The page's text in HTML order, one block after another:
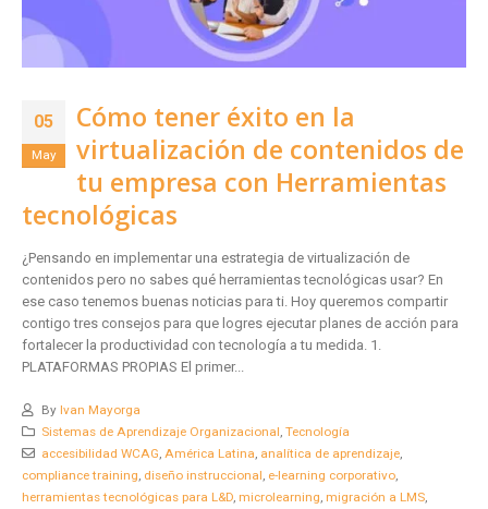
05
May
Cómo tener éxito en la
virtualización de contenidos de
tu empresa con Herramientas
tecnológicas
¿Pensando en implementar una estrategia de virtualización de
contenidos pero no sabes qué herramientas tecnológicas usar? En
ese caso tenemos buenas noticias para ti. Hoy queremos compartir
contigo tres consejos para que logres ejecutar planes de acción para
fortalecer la productividad con tecnología a tu medida. 1.
PLATAFORMAS PROPIAS El primer...
By Ivan Mayorga
Sistemas de Aprendizaje Organizacional, Tecnología
accesibilidad WCAG, América Latina, analítica de aprendizaje,
compliance training, diseño instruccional, e-learning corporativo,
herramientas tecnológicas para L&D, microlearning, migración a LMS,